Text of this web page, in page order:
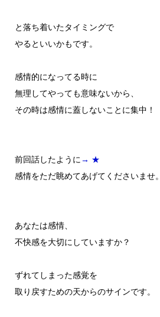
と落ち着いたタイミングで
やるといいかもです。
感情的になってる時に
無理してやっても意味ないから、
その時は感情に蓋しないことに集中！
前回話したように → ★
感情をただ眺めてあげてくださいませ。
あなたは感情、
不快感を大切にしていますか？
ずれてしまった感覚を
取り戻すための天からのサインです。